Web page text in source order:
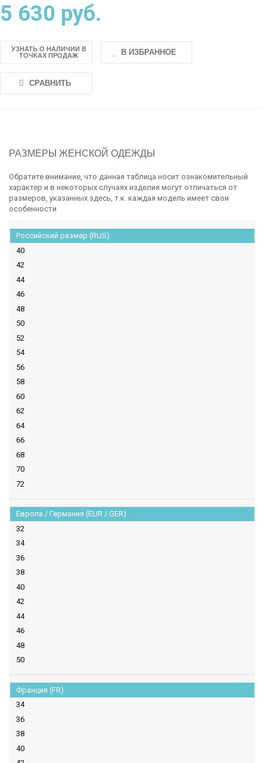
5 630 руб.
УЗНАТЬ О НАЛИЧИИ В
ТОЧКАХ ПРОДАЖ
В ИЗБРАННОЕ
СРАВНИТЬ
РАЗМЕРЫ ЖЕНСКОЙ ОДЕЖДЫ
Обратите внимание, что данная таблица носит ознакомительный
характер и в некоторых случаях изделия могут отличаться от
размеров, указанных здесь, т.к. каждая модель имеет свои
особенности
Российский размер (RUS)
40
42
44
46
48
50
52
54
56
58
60
62
64
66
68
70
72
Европа / Германия (EUR / GER)
32
34
36
38
40
42
44
46
48
50
Франция (FR)
34
36
38
40